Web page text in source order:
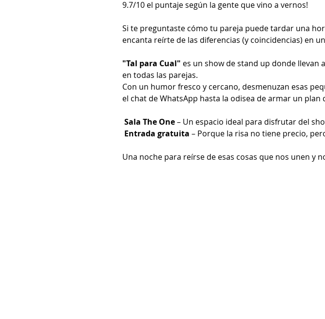
9.7/10 el puntaje según la gente que vino a vernos!
Si te preguntaste cómo tu pareja puede tardar una
encanta reírte de las diferencias (y coincidencias) en
"Tal para Cual" es un show de stand up donde llevan
en todas las parejas.
Con un humor fresco y cercano, desmenuzan esas
el chat de WhatsApp hasta la odisea de armar un plan
Sala The One – Un espacio ideal para disfrutar del
Entrada gratuita – Porque la risa no tiene precio,
Una noche para reírse de esas cosas que nos unen y